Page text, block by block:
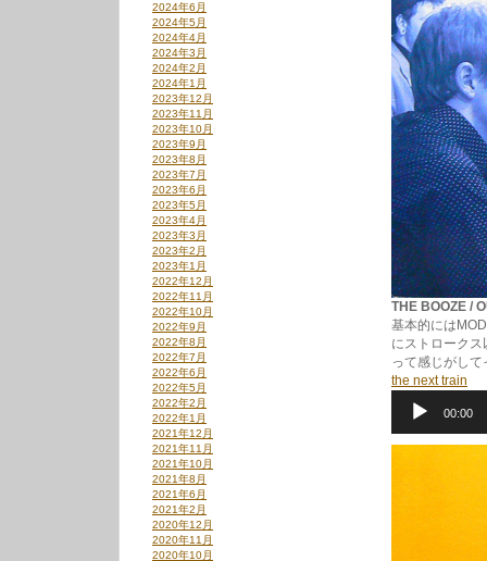
THE BOOZE /
基本的には
にストローク
って感じがし
the next train
レ
00:00
2024年6月
2024年5月
2024年4月
2024年3月
2024年2月
2024年1月
2023年12月
2023年11月
2023年10月
2023年9月
2023年8月
2023年7月
2023年6月
2023年5月
2023年4月
2023年3月
2023年2月
2023年1月
2022年12月
2022年11月
2022年10月
2022年9月
2022年8月
2022年7月
2022年6月
2022年5月
2022年2月
2022年1月
2021年12月
2021年11月
2021年10月
2021年8月
2021年6月
2021年2月
2020年12月
2020年11月
2020年10月